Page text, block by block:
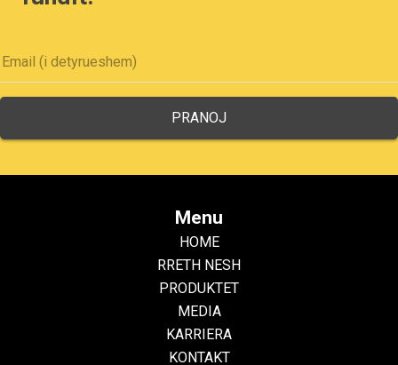
Menu
HOME
RRETH NESH
PRODUKTET
MEDIA
KARRIERA
KONTAKT